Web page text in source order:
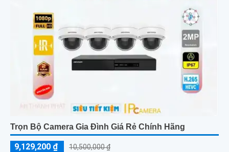
Trọn Bộ Camera Gia Đình Giá Rẻ Chính Hãng
9,129,200 ₫ 10,500,000 ₫